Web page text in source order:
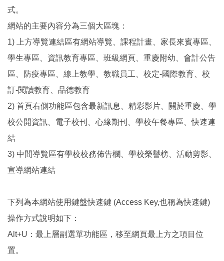
式。
網站的主要內容分為三個大區塊：
1) 上方導覽連結區有網站導覽、課程計畫、家長來賓專區、
學生專區、資訊教育專區、班級網頁、重慶附幼、會計公告
區、防疫專區、線上教學、教職員工、校定-國際教育、校
訂-閱讀教育、品德教育
2) 首頁右側功能區包含最新訊息、精彩影片、關於重慶、學
校公開資訊、電子校刊、心緣期刊、學校午餐專區、快速連
結
3) 中間導覽區有學校校務佈告欄、學校榮譽榜、活動剪影、
宣導網站連結
下列為本網站使用鍵盤快速鍵 (Access Key,也稱為快速鍵)
操作方式說明如下：
Alt+U：最上層副選單功能區，移至網頁最上方之項目位
置。